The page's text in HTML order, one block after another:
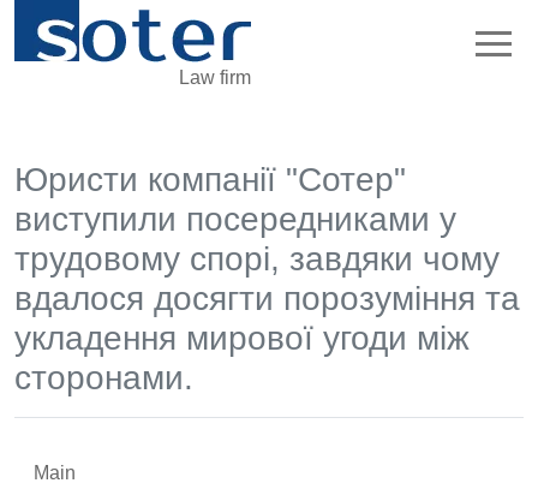
Law firm
Юристи компанії "Сотер"
виступили посередниками у
трудовому спорі, завдяки чому
вдалося досягти порозуміння та
укладення мирової угоди між
сторонами.
Main